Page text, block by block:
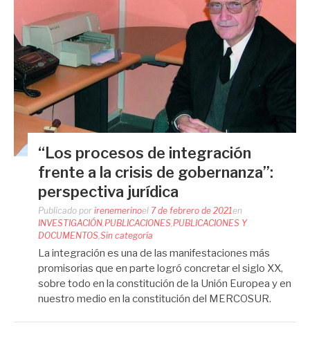
“Los procesos de integración
frente a la crisis de gobernanza”:
perspectiva jurídica
Publicado por irenemerinoel 7 de febrero de 2021en
INVESTIGACIÓN PUBLICACIONES PUBLICACIONES Y
DOCUMENTOS Sin categoría
La integración es una de las manifestaciones más
promisorias que en parte logró concretar el siglo XX,
sobre todo en la constitución de la Unión Europea y en
nuestro medio en la constitución del MERCOSUR.